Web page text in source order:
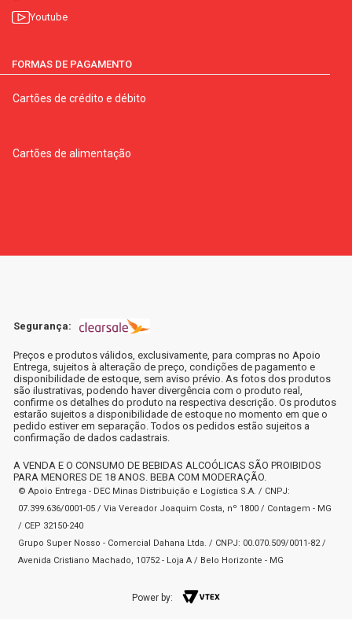
Youtube
FORMAS DE PAGAMENTO
Cartões de crédito e débito
Cartões de alimentação
Segurança:
Preços e produtos válidos, exclusivamente, para compras no Apoio
Entrega, sujeitos à alteração de preço, condições de pagamento e
disponibilidade de estoque, sem aviso prévio. As fotos dos produtos
são ilustrativas, podendo haver divergência com o produto real,
confirme os detalhes do produto na respectiva descrição. Os produtos
estarão sujeitos a disponibilidade de estoque no momento em que o
pedido estiver em separação. Todos os pedidos estão sujeitos a
confirmação de dados cadastrais.
A VENDA E O CONSUMO DE BEBIDAS ALCOÓLICAS SÃO PROIBIDOS
PARA MENORES DE 18 ANOS. BEBA COM MODERAÇÃO.
© Apoio Entrega - DEC Minas Distribuição e Logística S.A. / CNPJ:
07.399.636/0001-05 / Via Vereador Joaquim Costa, nº 1800 / Contagem - MG
/ CEP 32150-240
Grupo Super Nosso - Comercial Dahana Ltda. / CNPJ: 00.070.509/0011-82 /
Avenida Cristiano Machado, 10752 - Loja A / Belo Horizonte - MG
Power by: